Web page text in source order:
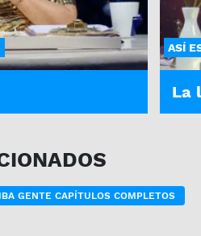
ASÍ
La
GENTE CAPÍTULOS COMPLETOS